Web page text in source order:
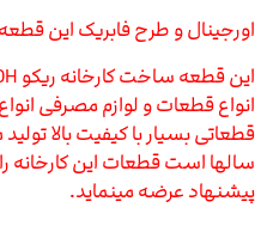
اورجینال و طرح فابریک این
انواع قطعات و لوازم مصرفی
قطعاتی بسیار با کیفیت بالا
سالها است قطعات این کارخانه
پیشنهاد عرضه مینماید.